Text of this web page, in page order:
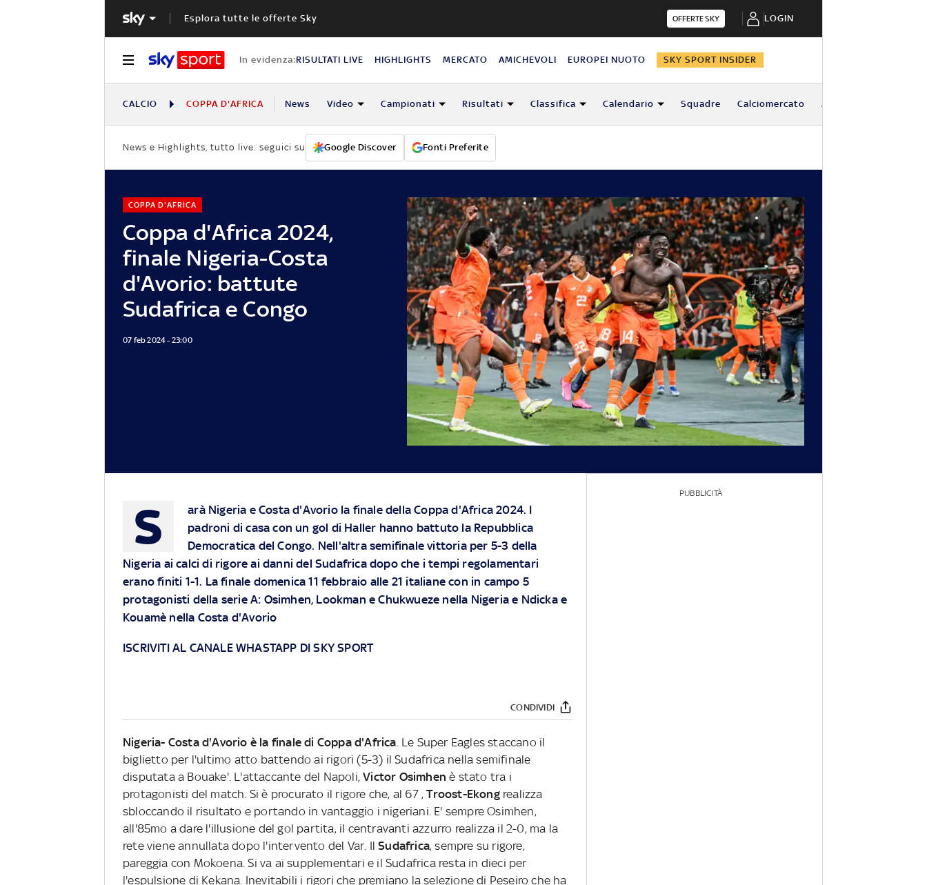
Esplora tutte le offerte Sky OFFERTE SKY LOGIN
In evidenza:RISULTATI LIVE HIGHLIGHTS MERCATO AMICHEVOLI EUROPEI NUOTO SKY SPORT INSIDER
CALCIO COPPA D'AFRICA News Video Campionati Risultati Classifica Calendario Squadre Calciomercato Altro
News e Highlights, tutto live: seguici su Google Discover Fonti Preferite
Coppa d'Africa 2024,
finale Nigeria-Costa
d'Avorio: battute
Sudafrica e Congo
COPPA D'AFRICA
07 feb 2024 - 23:00
S
arà Nigeria e Costa d'Avorio la finale della Coppa d'Africa 2024. I
padroni di casa con un gol di Haller hanno battuto la Repubblica
Democratica del Congo. Nell'altra semifinale vittoria per 5-3 della
Nigeria ai calci di rigore ai danni del Sudafrica dopo che i tempi regolamentari
erano finiti 1-1. La finale domenica 11 febbraio alle 21 italiane con in campo 5
protagonisti della serie A: Osimhen, Lookman e Chukwueze nella Nigeria e Ndicka e
Kouamè nella Costa d'Avorio
ISCRIVITI AL CANALE WHASTAPP DI SKY SPORT
CONDIVIDI
Nigeria- Costa d'Avorio è la finale di Coppa d'Africa. Le Super Eagles staccano il
biglietto per l'ultimo atto battendo ai rigori (5-3) il Sudafrica nella semifinale
disputata a Bouake'. L'attaccante del Napoli,Victor Osimhen è stato tra i
protagonisti del match. Si è procurato il rigore che, al 67 ,Troost-Ekongrealizza
sbloccando il risultato e portando in vantaggio i nigeriani. E' sempre Osimhen,
all'85mo a dare l'illusione del gol partita, il centravanti azzurro realizza il 2-0, ma la
rete viene annullata dopo l'intervento del Var. IlSudafrica, sempre su rigore,
pareggia con Mokoena. Si va ai supplementari e il Sudafrica resta in dieci per
l'espulsione di Kekana. Inevitabili i rigori che premiano la selezione di Peseiro che ha
PUBBLICITÀ